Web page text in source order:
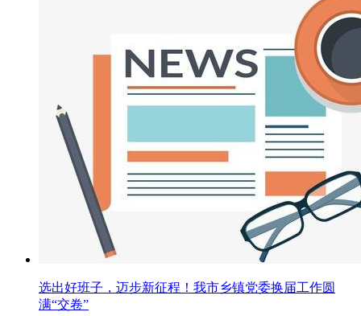
选出好班子，迈步新征程！我市乡镇党委换届工作圆
满“交卷”